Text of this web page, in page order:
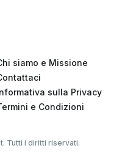
siamo e Missione
sulla Privacy
e Condizioni
Tutti i diritti riservati.